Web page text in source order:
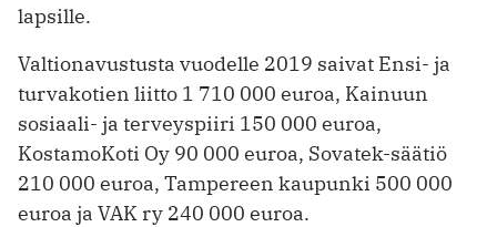
lapsille.
Valtionavustusta vuodelle 2019 saivat Ensi- ja
turvakotien liitto 1 710 000 euroa, Kainuun
sosiaali- ja terveyspiiri 150 000 euroa,
KostamoKoti Oy 90 000 euroa, Sovatek-säätiö
210 000 euroa, Tampereen kaupunki 500 000
euroa ja VAK ry 240 000 euroa.